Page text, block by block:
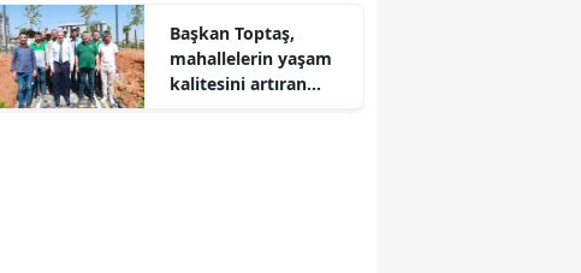
Başkan Toptaş,
mahallelerin yaşam
kalitesini artıran